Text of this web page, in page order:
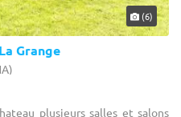
(6)
Grange
plusieurs salles et salons